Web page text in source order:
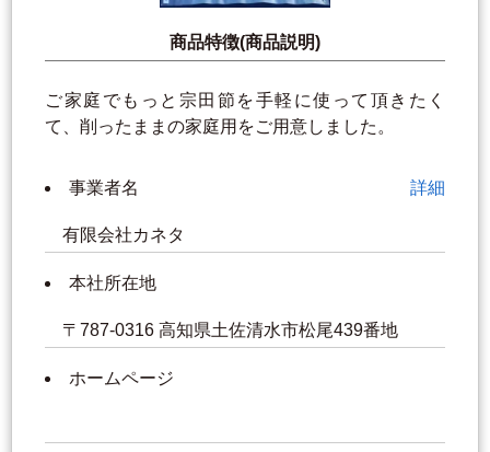
商品特徴(商品説明)
ご家庭でもっと宗田節を手軽に使って頂きたく
て、削ったままの家庭用をご用意しました。
事業者名 詳細
有限会社カネタ
本社所在地
〒787-0316 高知県土佐清水市松尾439番地
ホームページ